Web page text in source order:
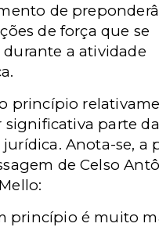
de
de força que se
a atividade
princípio
significativa parte da
Anota-se, a
de Celso
princípio é muito